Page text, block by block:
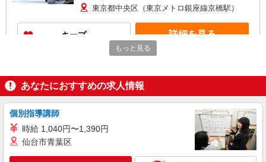
東京都中央区（東京メトロ銀座線京橋駅）
キープ 詳細を見る
経理/一般事務
月給332100円 ★交通費規定に基づき交通費支
東京都中央区（JR総武線快速新日本橋駅）
キープ 詳細を見る
もっと見る
あなたにおすすめの求人情報
個別指導講師
時給 1,040円〜1,390円
仙台市青葉区